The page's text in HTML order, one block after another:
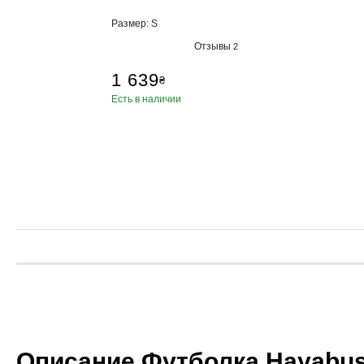
Размер: S
Отзывы2
1 639₴
Есть в наличии